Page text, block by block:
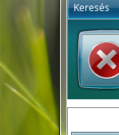
Keresés